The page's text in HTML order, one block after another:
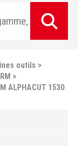
outils
ALPHACUT 1530